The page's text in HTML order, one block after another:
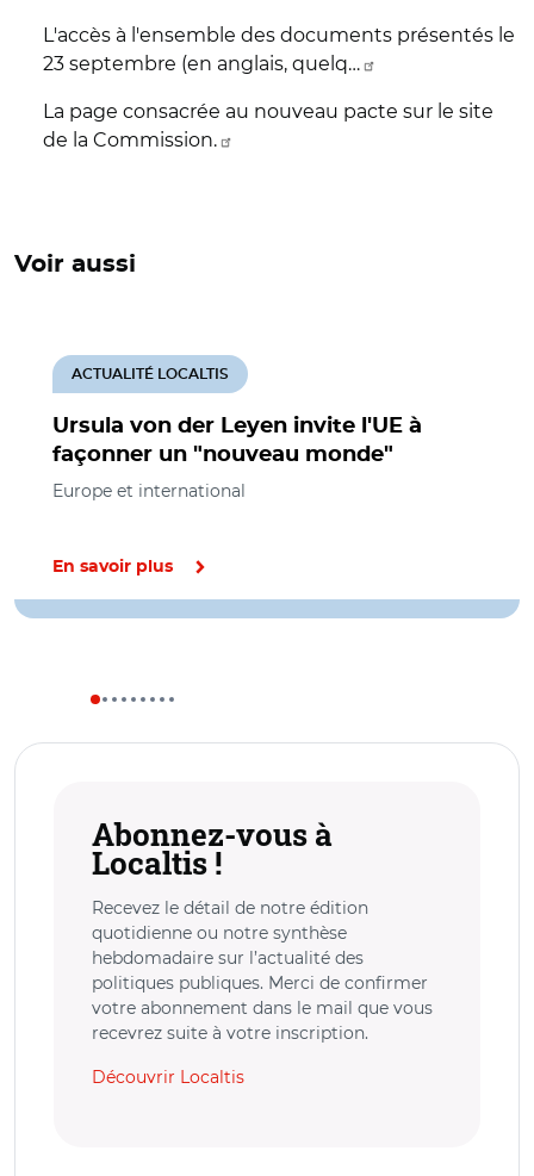
L'accès à l'ensemble des documents présentés le
23 septembre (en anglais, quelq…
La page consacrée au nouveau pacte sur le site
de la Commission.
Voir aussi
Ursula von der Leyen invite l'UE à
façonner un "nouveau monde"
ACTUALITÉ LOCALTIS
Europe et international
En savoir plus
Abonnez-vous à
Localtis !
Recevez le détail de notre édition
quotidienne ou notre synthèse
hebdomadaire sur l’actualité des
politiques publiques. Merci de confirmer
votre abonnement dans le mail que vous
recevrez suite à votre inscription.
Découvrir Localtis